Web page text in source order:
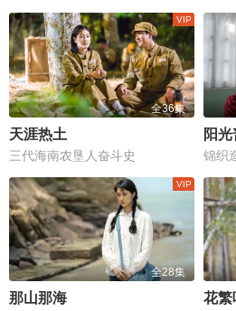
全36集
天涯热土
三代海南农垦人奋斗史
阳
锦织
全28集
那山那海 花繁